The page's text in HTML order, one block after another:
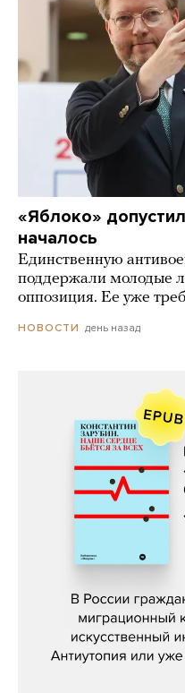
«Яблоко»
началось
Единственную
поддержали молодые
оппозиция. Ее уже
НОВОСТИ день назад
Константин